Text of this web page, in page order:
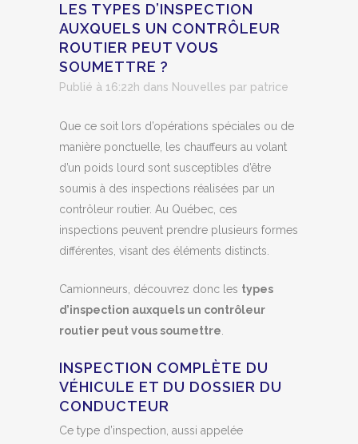
LES TYPES D’INSPECTION
AUXQUELS UN CONTRÔLEUR
ROUTIER PEUT VOUS
SOUMETTRE ?
Publié à 16:22h dans Nouvelles par patrice
Que ce soit lors d’opérations spéciales ou de
manière ponctuelle, les chauffeurs au volant
d’un poids lourd sont susceptibles d’être
soumis à des inspections réalisées par un
contrôleur routier. Au Québec, ces
inspections peuvent prendre plusieurs formes
différentes, visant des éléments distincts.
Camionneurs, découvrez donc les types
d’inspection auxquels un contrôleur
routier peut vous soumettre
INSPECTION COMPLÈTE DU
VÉHICULE ET DU DOSSIER DU
CONDUCTEUR
Ce type d’inspection, aussi appelée